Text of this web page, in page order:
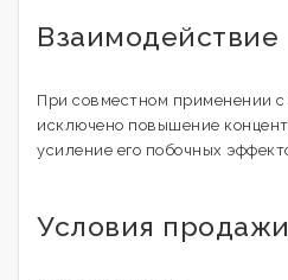
Взаимодействие
При совместном применении
исключено повышение
усиление его побочных
Условия продажи